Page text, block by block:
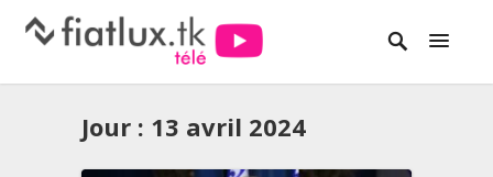
Jour : 13 avril 2024